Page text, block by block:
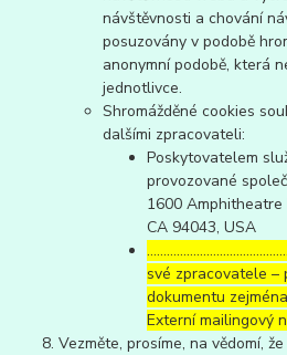
návštěvnosti a chování
posuzovány v podobě
anonymní podobě, která
jednotlivce.
Shromážděné cookies
dalšími zpracovateli:
Poskytovatelem
provozované
1600
CA 94043, USA
své zpracovatele –
dokumentu
Externí mailingový
Vezměte, prosíme, na vědomí,